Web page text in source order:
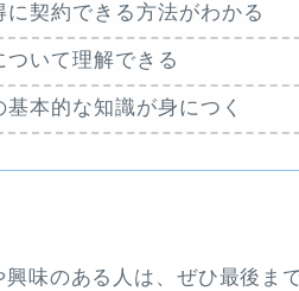
契約できる方法がわかる
いて理解できる
本的な知識が身につく
味のある人は、ぜひ最後ま